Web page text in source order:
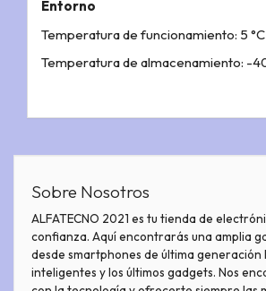
Entorno
Temperatura de funcionamiento: 5 °C
Temperatura de almacenamiento: -
Sobre Nosotros
ALFATECNO 2021 es tu tienda de
confianza. Aquí encontrarás una amplia
desde smartphones de última generación
inteligentes y los últimos gadgets. Nos